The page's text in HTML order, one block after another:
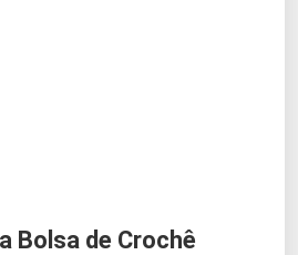
Bolsa de Crochê